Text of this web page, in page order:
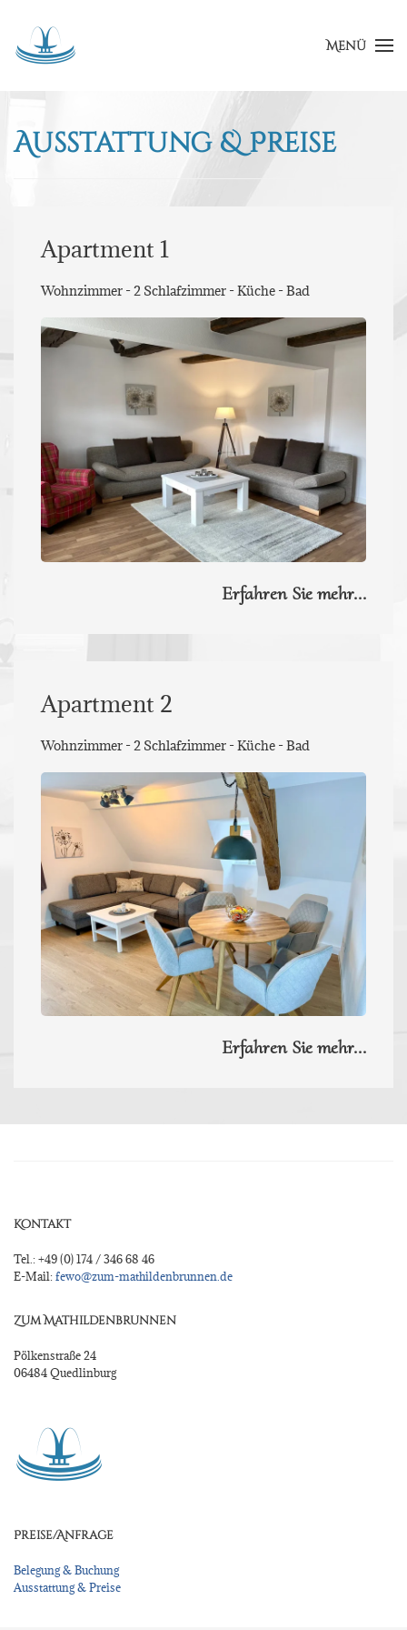
Menü
Ausstattung & Preise
Apartment 1
Wohnzimmer - 2 Schlafzimmer - Küche - Bad
Erfahren Sie mehr...
Apartment 2
Wohnzimmer - 2 Schlafzimmer - Küche - Bad
Erfahren Sie mehr...
Kontakt
Tel.: +49 (0) 174 / 346 68 46
E-Mail:fewo@zum-mathildenbrunnen.de
Zum Mathildenbrunnen
Pölkenstraße 24
06484 Quedlinburg
Preise/Anfrage
Belegung & Buchung
Ausstattung & Preise